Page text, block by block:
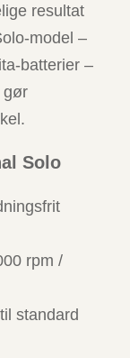
resultat
model –
batterier –
gør
Solo
rpm /
standard